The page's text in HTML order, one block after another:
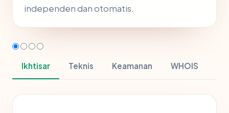
independen dan otomatis.
Ikhtisar Teknis Keamanan WHOIS